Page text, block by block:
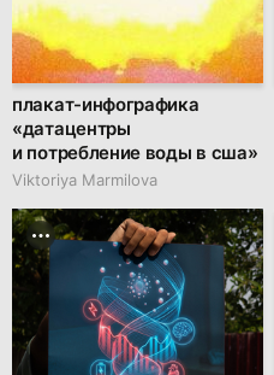
плакат-инфографика
«датацентры
и потребление воды в сша»
Viktoriya Marmilova